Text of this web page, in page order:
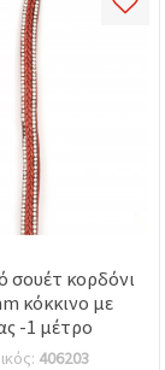
σουέτ κορδόνι
κόκκινο με
-1 μέτρο
406203